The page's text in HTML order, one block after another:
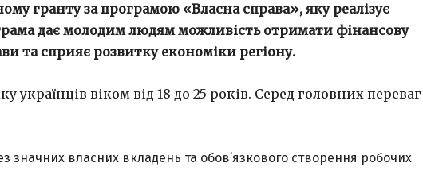
гранту за програмою «Власна справа», яку реалізує
дає молодим людям можливість отримати фінансову
та сприяє розвитку економіки регіону.
українців віком від 18 до 25 років. Серед головних переваг
значних власних вкладень та обов’язкового створення робочих